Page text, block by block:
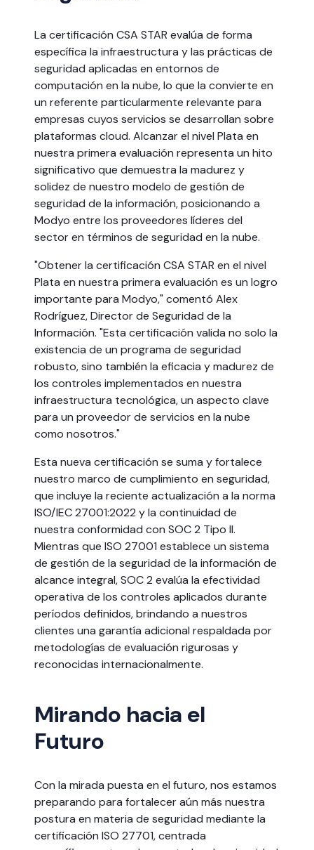
La certificación CSA STAR evalúa de forma
específica la infraestructura y las prácticas de
seguridad aplicadas en entornos de
computación en la nube, lo que la convierte en
un referente particularmente relevante para
empresas cuyos servicios se desarrollan sobre
plataformas cloud. Alcanzar el nivel Plata en
nuestra primera evaluación representa un hito
significativo que demuestra la madurez y
solidez de nuestro modelo de gestión de
seguridad de la información, posicionando a
Modyo entre los proveedores líderes del
sector en términos de seguridad en la nube.
"Obtener la certificación CSA STAR en el nivel
Plata en nuestra primera evaluación es un logro
importante para Modyo," comentó Alex
Rodríguez, Director de Seguridad de la
Información. "Esta certificación valida no solo la
existencia de un programa de seguridad
robusto, sino también la eficacia y madurez de
los controles implementados en nuestra
infraestructura tecnológica, un aspecto clave
para un proveedor de servicios en la nube
como nosotros."
Esta nueva certificación se suma y fortalece
nuestro marco de cumplimiento en seguridad,
que incluye la reciente actualización a la norma
ISO/IEC 27001:2022 y la continuidad de
nuestra conformidad con SOC 2 Tipo II.
Mientras que ISO 27001 establece un sistema
de gestión de la seguridad de la información de
alcance integral, SOC 2 evalúa la efectividad
operativa de los controles aplicados durante
períodos definidos, brindando a nuestros
clientes una garantía adicional respaldada por
metodologías de evaluación rigurosas y
reconocidas internacionalmente.
Mirando hacia el
Futuro
Con la mirada puesta en el futuro, nos estamos
preparando para fortalecer aún más nuestra
postura en materia de seguridad mediante la
certificación ISO 27701, centrada